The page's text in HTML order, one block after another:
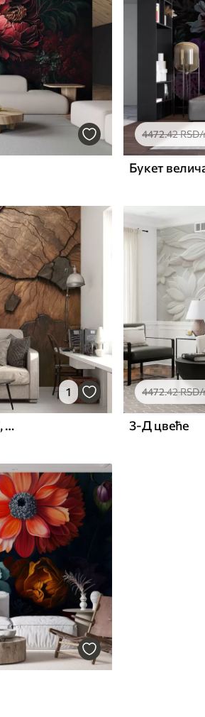
4472.42RSD/
Букет
1
дрво, текстура, пукотине, тамно, кора, површина
4472.42RSD/
3-Д цвеће